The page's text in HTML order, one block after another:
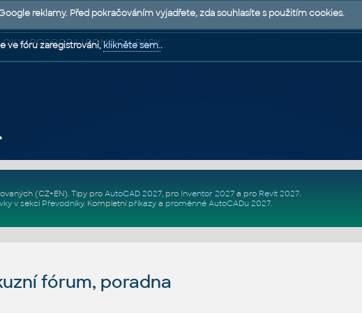
| PODPORA | POMOC A RADY
(CZ+EN). Tipy pro AutoCAD 2027, pro Inventor 2027a pro Revit 2027.
v sekci Převodníky. Kompletní příkazya proměnné AutoCADu 2027.
fórum, poradna
reklamy. Před pokračováním vyjadřete, zda souhlasíte s použitím cookies.
ve fóru zaregistrováni,klikněte sem..